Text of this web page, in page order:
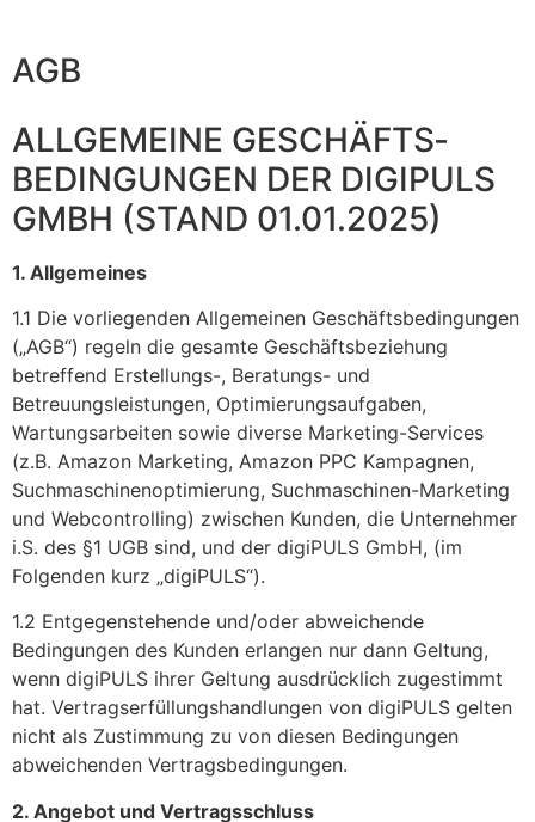
AGB
ALLGEMEINE GESCHÄFTS­
BEDINGUNGEN DER DIGIPULS
GMBH (STAND 01.01.2025)
1. Allgemeines
1.1 Die vorliegenden Allgemeinen Geschäftsbedingungen
(„AGB“) regeln die gesamte Geschäftsbeziehung
betreffend Erstellungs-, Beratungs- und
Betreuungsleistungen, Optimierungsaufgaben,
Wartungsarbeiten sowie diverse Marketing-Services
(z.B. Amazon Marketing, Amazon PPC Kampagnen,
Suchmaschinenoptimierung, Suchmaschinen-Marketing
und Webcontrolling) zwischen Kunden, die Unternehmer
i.S. des §1 UGB sind, und der digiPULS GmbH, (im
Folgenden kurz „digiPULS“).
1.2 Entgegenstehende und/oder abweichende
Bedingungen des Kunden erlangen nur dann Geltung,
wenn digiPULS ihrer Geltung ausdrücklich zugestimmt
hat. Vertragserfüllungshandlungen von digiPULS gelten
nicht als Zustimmung zu von diesen Bedingungen
abweichenden Vertragsbedingungen.
2. Angebot und Vertragsschluss